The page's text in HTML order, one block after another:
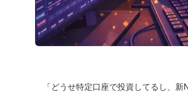
「どうせ特定口座で投資してるし、新